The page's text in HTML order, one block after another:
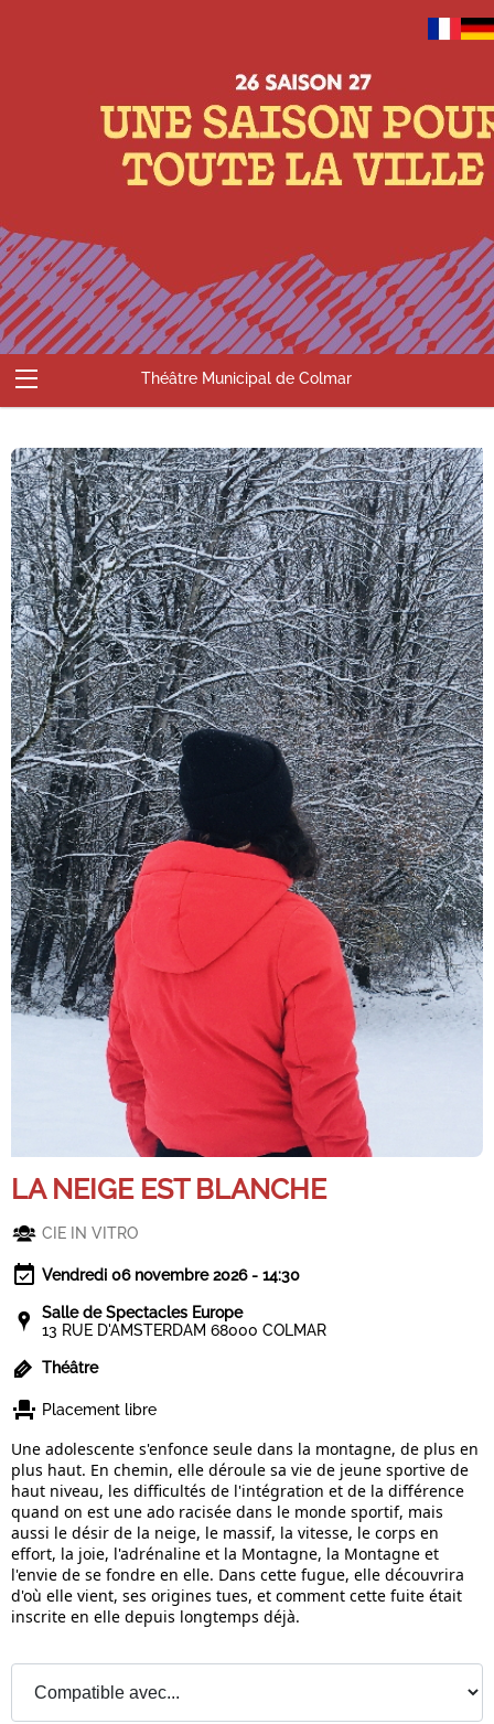
Théâtre Municipal de Colmar
LA NEIGE EST BLANCHE
CIE IN VITRO
Vendredi 06 novembre 2026 - 14:30
Salle de Spectacles Europe
13 RUE D'AMSTERDAM 68000 COLMAR
Théâtre
Placement libre
Une adolescente s'enfonce seule dans la montagne, de plus en
plus haut. En chemin, elle déroule sa vie de jeune sportive de
haut niveau, les difficultés de l'intégration et de la différence
quand on est une ado racisée dans le monde sportif, mais
aussi le désir de la neige, le massif, la vitesse, le corps en
effort, la joie, l'adrénaline et la Montagne, la Montagne et
l'envie de se fondre en elle. Dans cette fugue, elle découvrira
d'où elle vient, ses origines tues, et comment cette fuite était
inscrite en elle depuis longtemps déjà.